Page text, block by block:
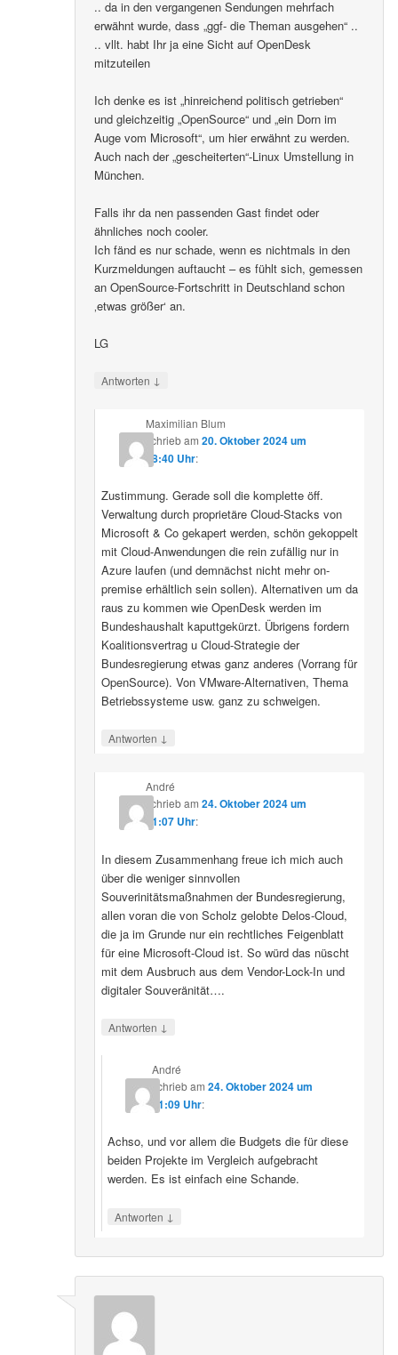
.. da in den vergangenen Sendungen mehrfach
erwähnt wurde, dass „ggf- die Theman ausgehen“ ..
.. vllt. habt Ihr ja eine Sicht auf OpenDesk
mitzuteilen
Ich denke es ist „hinreichend politisch getrieben“
und gleichzeitig „OpenSource“ und „ein Dorn im
Auge vom Microsoft“, um hier erwähnt zu werden.
Auch nach der „gescheiterten“-Linux Umstellung in
München.
Falls ihr da nen passenden Gast findet oder
ähnliches noch cooler.
Ich fänd es nur schade, wenn es nichtmals in den
Kurzmeldungen auftaucht – es fühlt sich, gemessen
an OpenSource-Fortschritt in Deutschland schon
‚etwas größer‘ an.
LG
Antworten ↓
Maximilian Blum
schriebam 20. Oktober 2024 um
08:40 Uhr:
Zustimmung. Gerade soll die komplette öff.
Verwaltung durch proprietäre Cloud-Stacks von
Microsoft & Co gekapert werden, schön gekoppelt
mit Cloud-Anwendungen die rein zufällig nur in
Azure laufen (und demnächst nicht mehr on-
premise erhältlich sein sollen). Alternativen um da
raus zu kommen wie OpenDesk werden im
Bundeshaushalt kaputtgekürzt. Übrigens fordern
Koalitionsvertrag u Cloud-Strategie der
Bundesregierung etwas ganz anderes (Vorrang für
OpenSource). Von VMware-Alternativen, Thema
Betriebssysteme usw. ganz zu schweigen.
Antworten ↓
André
schriebam 24. Oktober 2024 um
11:07 Uhr:
In diesem Zusammenhang freue ich mich auch
über die weniger sinnvollen
Souverinitätsmaßnahmen der Bundesregierung,
allen voran die von Scholz gelobte Delos-Cloud,
die ja im Grunde nur ein rechtliches Feigenblatt
für eine Microsoft-Cloud ist. So würd das nüscht
mit dem Ausbruch aus dem Vendor-Lock-In und
digitaler Souveränität….
Antworten ↓
André
schriebam24. Oktober 2024 um
11:09 Uhr:
Achso, und vor allem die Budgets die für diese
beiden Projekte im Vergleich aufgebracht
werden. Es ist einfach eine Schande.
Antworten ↓